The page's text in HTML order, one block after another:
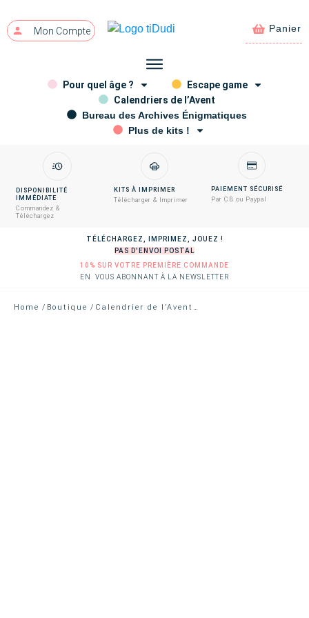
Mon Compte Panier
Pour quel âge ?
Escape game
Calendriers de l’Avent
Bureau des Archives Énigmatiques
Plus de kits !
DISPONIBILITÉ
IMMÉDIATE
Commandez &
Téléchargez
KITS À IMPRIMER
Télécharger & Imprimer
PAIEMENT SÉCURISÉ
Par CB ou Paypal
TÉLÉCHARGEZ, IMPRIMEZ, JOUEZ !
PAS D'ENVOI POSTAL
10% SUR VOTRE PREMIÈRE COMMANDE
EN VOUS ABONNANT À LA NEWSLETTER
Home / Boutique / Calendrier de l’Avent “La quête de l’esprit de Noël”